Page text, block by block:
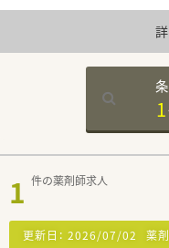
1
1 件の薬剤師求人
更新日： 2026/07/02 薬